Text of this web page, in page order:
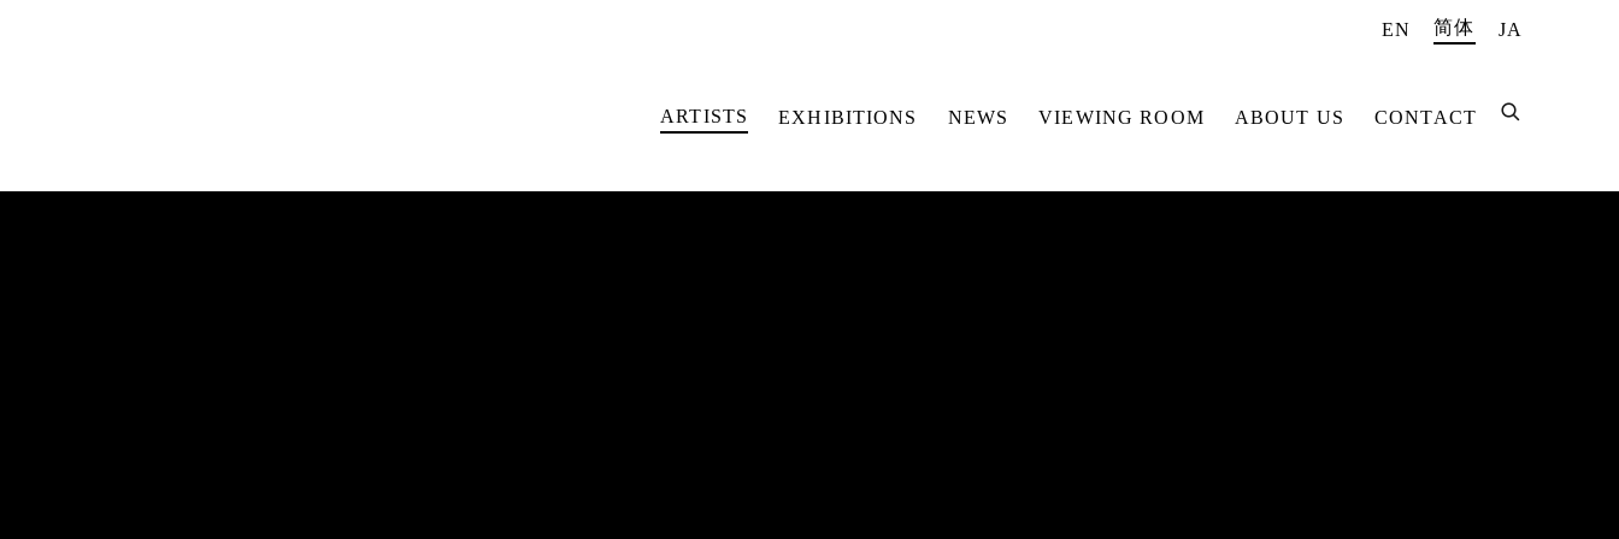
ARTISTS EXHIBITIONS NEWS VIEWING ROOM ABOUT US CONTACT
EN 简体 JA